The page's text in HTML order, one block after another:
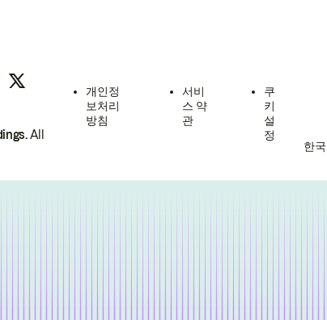
All
개인정
보처리
방침
서비
스 약
관
쿠
키
설
정
한